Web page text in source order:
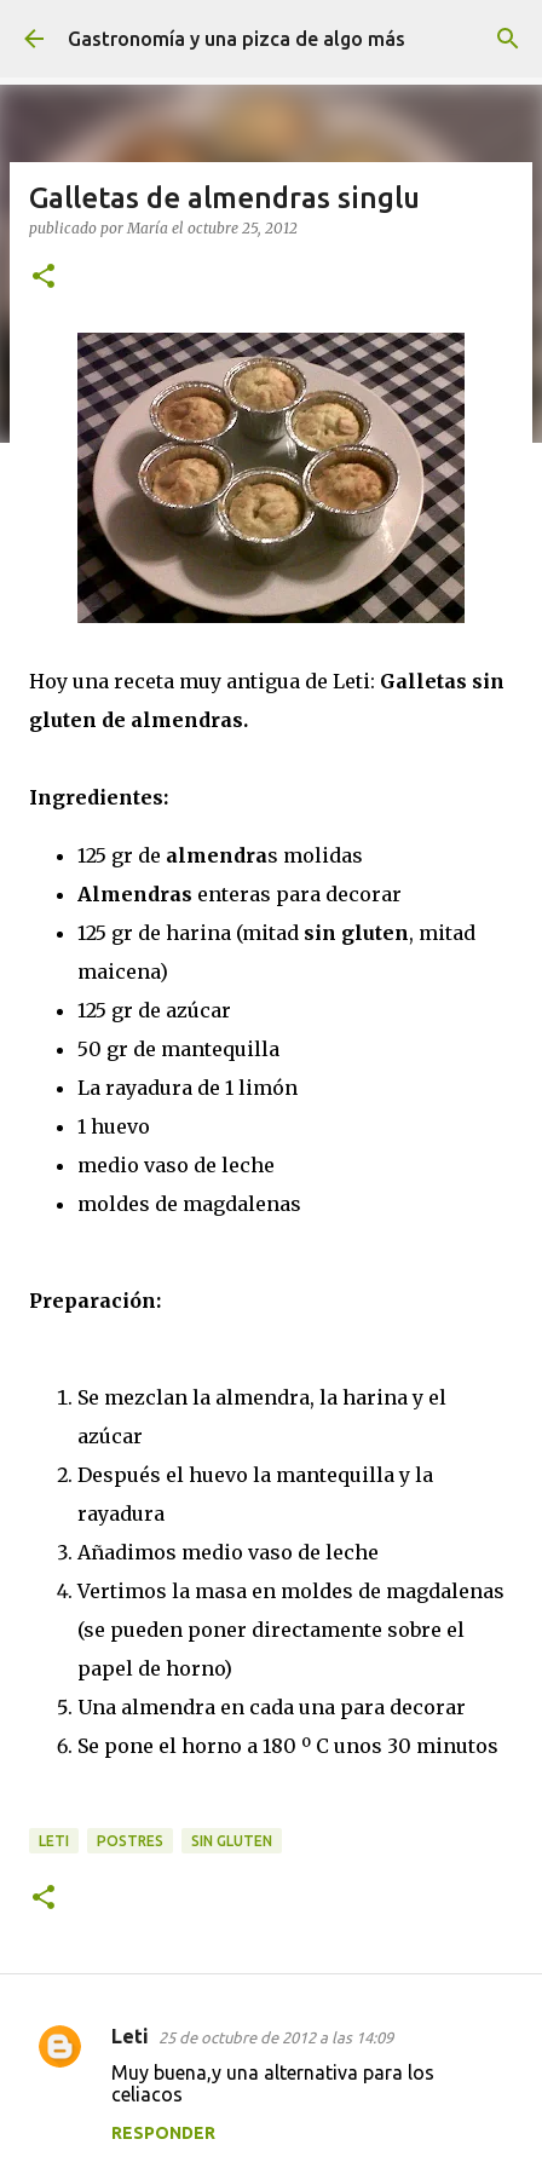
Ir al contenido principal
Gastronomía y una pizca de algo más
Galletas de almendras singlu
publicado porMaría el octubre 25, 2012
Hoy una receta muy antigua de Leti: Galletas sin
gluten de almendras.
Ingredientes:
125 gr de almendras molidas
Almendras enteras para decorar
125 gr de harina (mitad sin gluten, mitad
maicena)
125 gr de azúcar
50 gr de mantequilla
La rayadura de 1 limón
1 huevo
medio vaso de leche
moldes de magdalenas
Preparación:
Se mezclan la almendra, la harina y el
azúcar
Después el huevo la mantequilla y la
rayadura
Añadimos medio vaso de leche
Vertimos la masa en moldes de magdalenas
(se pueden poner directamente sobre el
papel de horno)
Una almendra en cada una para decorar
Se pone el horno a 180 º C unos 30 minutos
LETI POSTRES SIN GLUTEN
C
Leti 25 de octubre de 2012 a las 14:09
Muy buena,y una alternativa para los
celiacos
RESPONDER